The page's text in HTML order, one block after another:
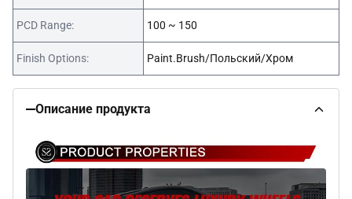
PCD Range: 100 ~ 150
Finish Options: Paint.Brush/Польский/Хром
Описание продукта